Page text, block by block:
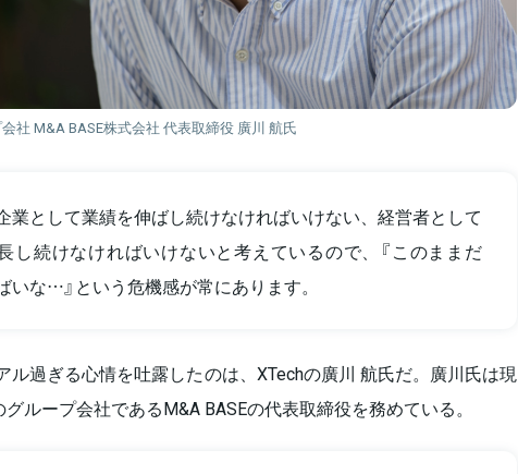
社 M&A BASE株式会社 代表取締役 廣川 航氏
業として業績を伸ばし続けなければいけない、経営者として
し続けなければいけないと考えているので、『このままだ
いな…』という危機感が常にあります。
ル過ぎる心情を吐露したのは、XTechの廣川 航氏だ。廣川氏は現
ループ会社であるM&A BASEの代表取締役を務めている。